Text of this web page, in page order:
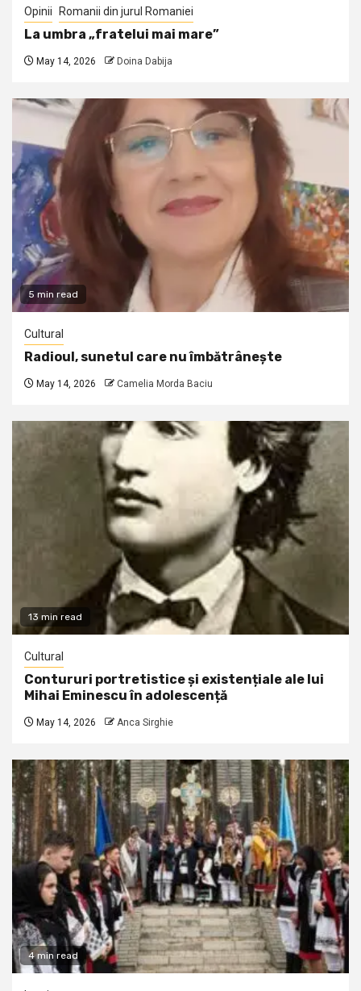
Opinii Romanii din jurul Romaniei
La umbra „fratelui mai mare”
May 14, 2026 Doina Dabija
5 min read
Cultural
Radioul, sunetul care nu îmbătrânește
May 14, 2026 Camelia Morda Baciu
13 min read
Cultural
Contururi portretistice și existențiale ale lui
Mihai Eminescu în adolescență
May 14, 2026 Anca Sirghie
4 min read